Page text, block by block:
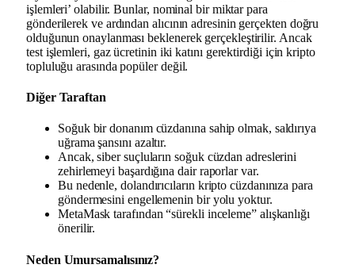
işlemleri’ olabilir. Bunlar, nominal bir miktar para
gönderilerek ve ardından alıcının adresinin gerçekten doğru
olduğunun onaylanması beklenerek gerçekleştirilir. Ancak
test işlemleri, gaz ücretinin iki katını gerektirdiği için kripto
topluluğu arasında popüler değil.
Diğer Taraftan
Soğuk bir donanım cüzdanına sahip olmak, saldırıya
uğrama şansını azaltır.
Ancak, siber suçluların soğuk cüzdan adreslerini
zehirlemeyi başardığına dair raporlar var.
Bu nedenle, dolandırıcıların kripto cüzdanınıza para
göndermesini engellemenin bir yolu yoktur.
MetaMask tarafından “sürekli inceleme” alışkanlığı
önerilir.
Neden Umursamalısınız?